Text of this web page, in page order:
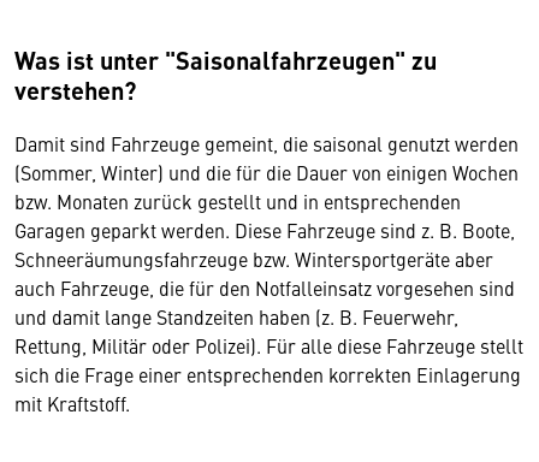
Was ist unter "Saisonalfahrzeugen" zu
verstehen?
Damit sind Fahrzeuge gemeint, die saisonal genutzt werden
(Sommer, Winter) und die für die Dauer von einigen Wochen
bzw. Monaten zurück gestellt und in entsprechenden
Garagen geparkt werden. Diese Fahrzeuge sind z. B. Boote,
Schneeräumungsfahrzeuge bzw. Wintersportgeräte aber
auch Fahrzeuge, die für den Notfalleinsatz vorgesehen sind
und damit lange Standzeiten haben (z. B. Feuerwehr,
Rettung, Militär oder Polizei). Für alle diese Fahrzeuge stellt
sich die Frage einer entsprechenden korrekten Einlagerung
mit Kraftstoff.